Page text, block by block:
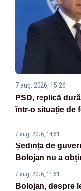
7 aug. 2026, 15:26
PSD, replică
într-o situație de
7 aug. 2026, 14:51
Ședința de
Bolojan nu a
7 aug. 2026, 11:51
Bolojan, despre